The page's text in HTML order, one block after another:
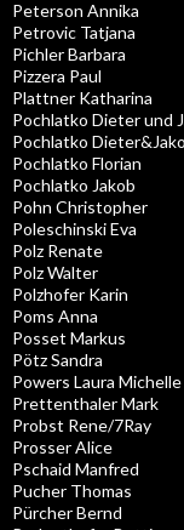
Peterson Annika
Petrovic Tatjana
Pichler Barbara
Pizzera Paul
Plattner Katharina
Pochlatko Dieter und
Pochlatko
Pochlatko Florian
Pochlatko Jakob
Pohn Christopher
Poleschinski Eva
Polz Renate
Polz Walter
Polzhofer Karin
Poms Anna
Posset Markus
Pötz Sandra
Powers Laura Michelle
Prettenthaler Mark
Probst Rene/7Ray
Prosser Alice
Pschaid Manfred
Pucher Thomas
Pürcher Bernd